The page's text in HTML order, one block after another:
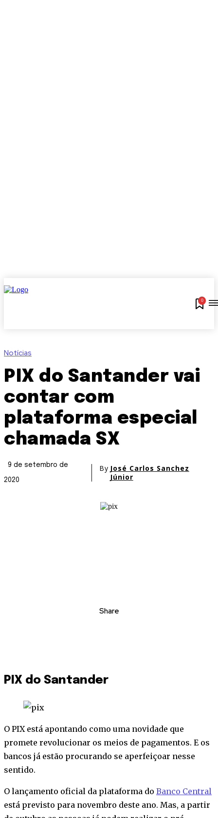
0
Notícias
PIX do Santander vai
contar com
plataforma especial
chamada SX
9 de setembro de
2020
By José Carlos Sanchez
Júnior
Share
PIX do Santander
O PIX está apontando como uma novidade que
promete revolucionar os meios de pagamentos. E os
bancos já estão procurando se aperfeiçoar nesse
sentido.
O lançamento oficial da plataforma do Banco Central
está previsto para novembro deste ano. Mas, a partir